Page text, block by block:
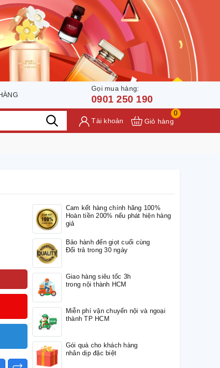
Gọi mua hàng:
0901 250 190
Tài khoản
0
Giỏ hàng
Cam kết hàng chính hãng 100%
Hoàn tiền 200% nếu phát hiện hàng
giả
Bảo hành đến giọt cuối cùng
Đổi trả trong 30 ngày
Giao hàng siêu tốc 3h
trong nội thành HCM
Miễn phí vận chuyển nội và ngoại
thành TP HCM
Gói quà cho khách hàng
nhân dịp đặc biệt